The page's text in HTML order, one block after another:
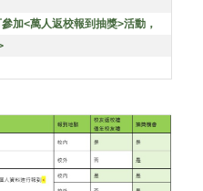
加<萬人返校報到抽獎>活動，